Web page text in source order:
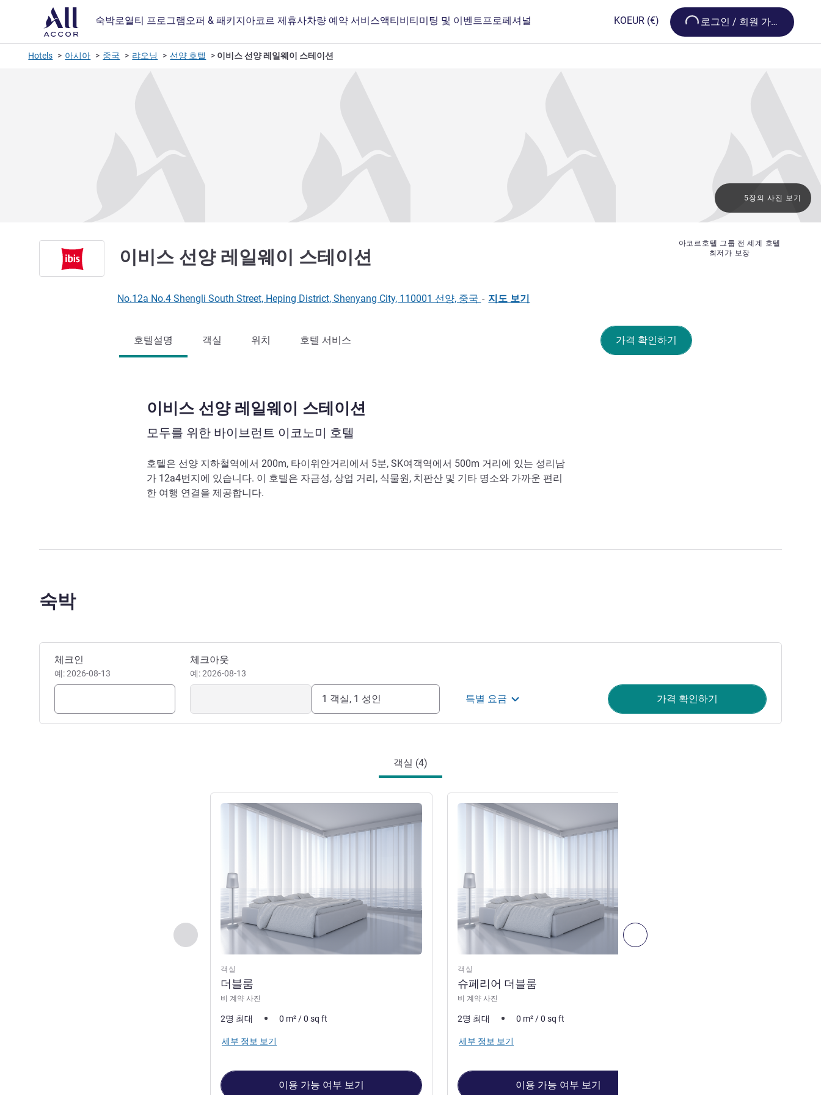
숙박로열티 프로그램 오퍼 & 패키지아코르 제휴사차량 예약 서비스액티비티미팅 및 이벤트 프로페셔널 KOEUR (€) Loading...
로그인 / 회원 가입
Hotels 아시아 중국 랴오닝 선양 호텔 이비스 선양 레일웨이 스테이션
이비스 선양 레일웨이 스테이션
아코르호텔 그룹 전 세계 호텔
최저가 보장
5장의 사진 보기
No.12a No.4 Shengli South Street, Heping District, Shenyang City, 110001 선양, 중국 - 지도 보기
가격 확인하기
호텔설명 객실 위치 호텔 서비스
이비스 선양 레일웨이 스테이션
모두를 위한 바이브런트 이코노미 호텔
호텔은 선양 지하철역에서 200m, 타이위안거리에서 5분, SK여객역에서 500m 거리에 있는 성리남
가 12a4번지에 있습니다. 이 호텔은 자금성, 상업 거리, 식물원, 치판산 및 기타 명소와 가까운 편리
한 여행 연결을 제공합니다.
숙박
이 호텔 예약하기
체크인
예: 2026-08-13
체크아웃
예: 2026-08-13
1 객실, 1 성인 특별 요금 가격 확인하기
객실 (4)
이전 - 객실 다음 - 객실
객실
더블룸
비 계약 사진
세부 정보 보기
2명 최대 0 m² /0 sq ft
세부 정보 보기
이용 가능 여부 보기
객실
슈페리어 더블룸
비 계약 사진
세부 정보 보기
2명 최대 0 m² /0 sq ft
세부 정보 보기
이용 가능 여부 보기